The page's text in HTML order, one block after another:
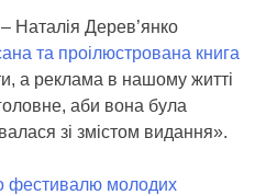
Наталія Дерев’янко
та проілюстрована книга
а реклама в нашому житті
аби вона була
зі змістом видання».
фестивалю молодих